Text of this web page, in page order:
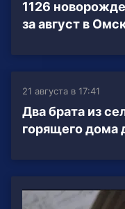
1126
за август в
21 августа в 17:41
Два брата из
горящего дома